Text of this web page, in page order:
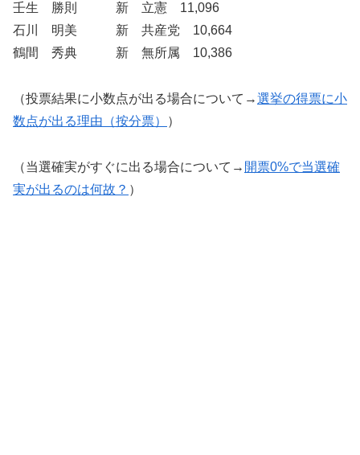
壬生 勝則 新 立憲 11,096
石川 明美 新 共産党 10,664
鶴間 秀典 新 無所属 10,386
（投票結果に小数点が出る場合について→選挙の得票に小
数点が出る理由（按分票）
）
（当選確実がすぐに出る場合について→ 開票0%で当選確
実が出るのは何故？ ）